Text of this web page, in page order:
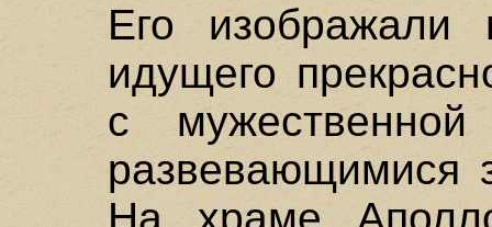
Его
идущего
с
развевающимися